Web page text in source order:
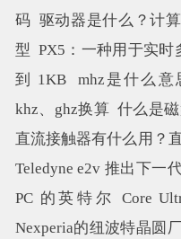
码 驱动器是什么？计
型 PX5：一种用于实时
到 1KB
mhz是什么意
khz、ghz换算 什么是
直流接触器有什么用？
Teledyne e2v 推出下一
PC 的英特尔 Core
Nexperia的纽波特晶圆